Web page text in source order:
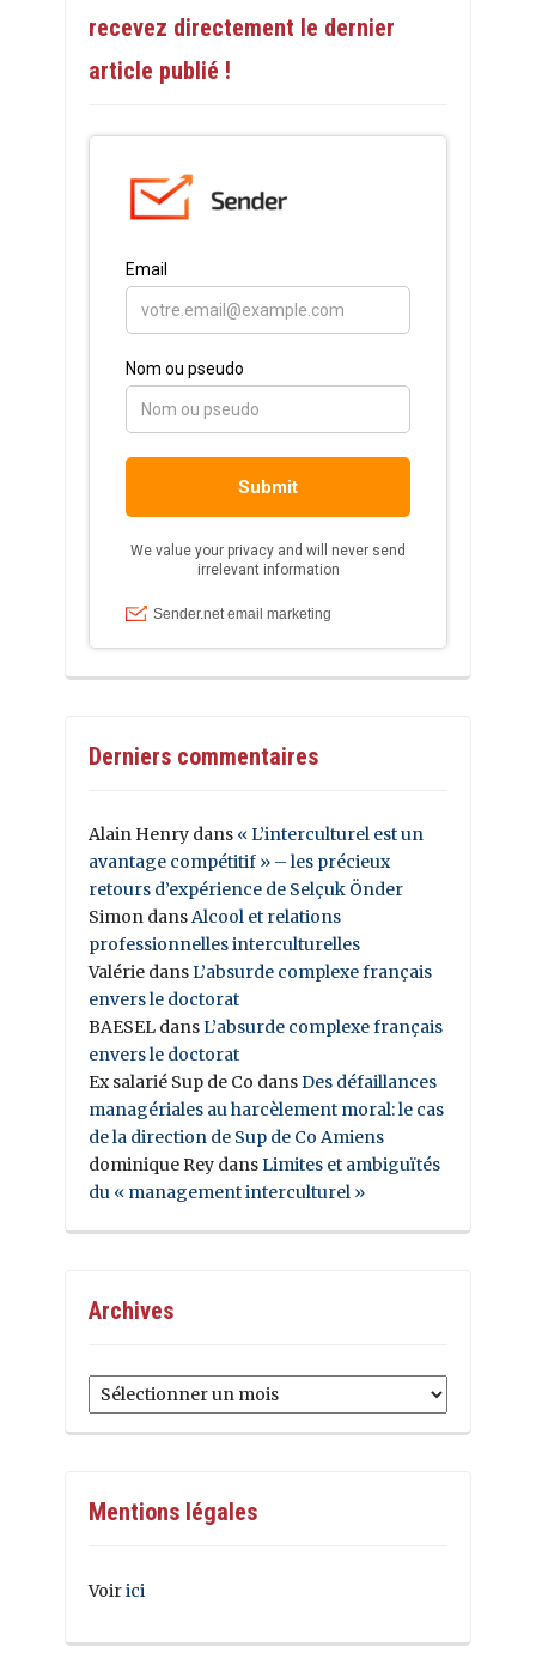
recevez directement le dernier
article publié !
Derniers commentaires
Alain Henry dans « L’interculturel est un
avantage compétitif » – les précieux
retours d’expérience de Selçuk Önder
Simon dansAlcool et relations
professionnelles interculturelles
Valérie dansL’absurde complexe français
envers le doctorat
BAESEL dansL’absurde complexe français
envers le doctorat
Ex salarié Sup de Co dansDes défaillances
managériales au harcèlement moral: le cas
de la direction de Sup de Co Amiens
dominique Rey dansLimites et ambiguïtés
du « management interculturel »
Archives
Archives
Mentions légales
Voirici